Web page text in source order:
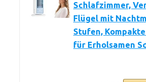
Schlafzimmer,
Flügel mit
Stufen,
für Erholsamen